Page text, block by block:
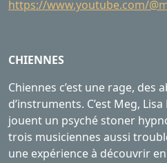
https://www.youtube.com/
CHIENNES
Chiennes c’est une rage, des
d’instruments. C’est Meg,
jouent un psyché stoner
trois musiciennes aussi
une expérience à découvrir